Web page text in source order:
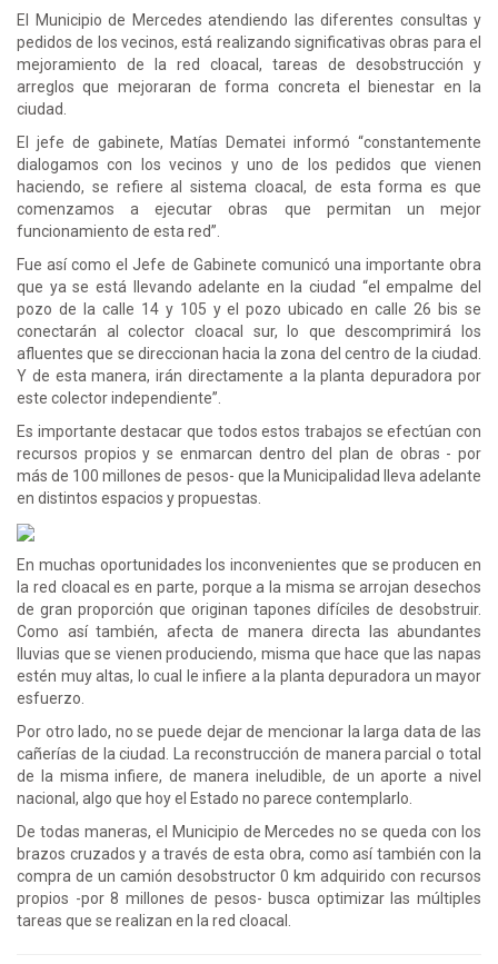
El Municipio de Mercedes atendiendo las diferentes consultas y
pedidos de los vecinos, está realizando significativas obras para el
mejoramiento de la red cloacal, tareas de desobstrucción y
arreglos que mejoraran de forma concreta el bienestar en la
ciudad.
El jefe de gabinete, Matías Dematei informó “constantemente
dialogamos con los vecinos y uno de los pedidos que vienen
haciendo, se refiere al sistema cloacal, de esta forma es que
comenzamos a ejecutar obras que permitan un mejor
funcionamiento de esta red”.
Fue así como el Jefe de Gabinete comunicó una importante obra
que ya se está llevando adelante en la ciudad “el empalme del
pozo de la calle 14 y 105 y el pozo ubicado en calle 26 bis se
conectarán al colector cloacal sur, lo que descomprimirá los
afluentes que se direccionan hacia la zona del centro de la ciudad.
Y de esta manera, irán directamente a la planta depuradora por
este colector independiente”.
Es importante destacar que todos estos trabajos se efectúan con
recursos propios y se enmarcan dentro del plan de obras - por
más de 100 millones de pesos- que la Municipalidad lleva adelante
en distintos espacios y propuestas.
En muchas oportunidades los inconvenientes que se producen en
la red cloacal es en parte, porque a la misma se arrojan desechos
de gran proporción que originan tapones difíciles de desobstruir.
Como así también, afecta de manera directa las abundantes
lluvias que se vienen produciendo, misma que hace que las napas
estén muy altas, lo cual le infiere a la planta depuradora un mayor
esfuerzo.
Por otro lado, no se puede dejar de mencionar la larga data de las
cañerías de la ciudad. La reconstrucción de manera parcial o total
de la misma infiere, de manera ineludible, de un aporte a nivel
nacional, algo que hoy el Estado no parece contemplarlo.
De todas maneras, el Municipio de Mercedes no se queda con los
brazos cruzados y a través de esta obra, como así también con la
compra de un camión desobstructor 0 km adquirido con recursos
propios -por 8 millones de pesos- busca optimizar las múltiples
tareas que se realizan en la red cloacal.